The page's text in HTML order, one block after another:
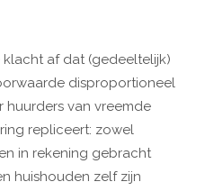
klacht af dat (gedeeltelijk)
disproportioneel
van vreemde
repliceert: zowel
in rekening gebracht
huishouden zelf zijn